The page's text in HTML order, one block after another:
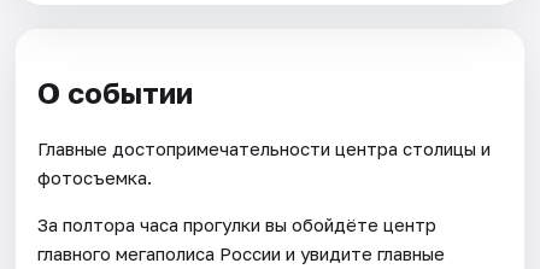
О событии
Главные достопримечательности центра столицы и
фотосъемка.
За полтора часа прогулки вы обойдёте центр
главного мегаполиса России и увидите главные